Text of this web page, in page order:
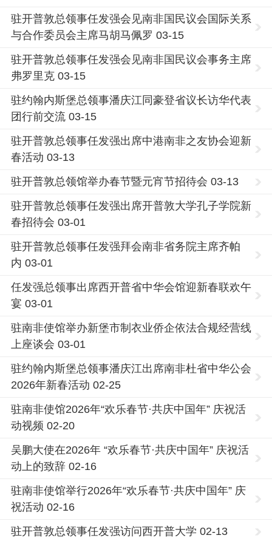
驻开普敦总领事任发强会见南非国民议会国际关系
与合作委员会主席马胡马佩罗 03-15
驻开普敦总领事任发强会见南非国民议会事务主席
弗罗里克 03-15
驻约翰内斯堡总领事潘庆江同豪登省议长访华代表
团行前交流 03-15
驻开普敦总领事任发强出席中港南非之友协会迎新
春活动 03-13
驻开普敦总领馆举办春节暨元宵节招待会 03-13
驻开普敦总领事任发强出席开普敦大学孔子学院新
春招待会 03-01
驻开普敦总领事任发强拜会南非省务院主席齐帕
内 03-01
任发强总领事出席西开普省中华会馆迎新春联欢午
宴 03-01
驻南非使馆举办新堡市制衣业侨企依法合规经营线
上座谈会 03-01
驻约翰内斯堡总领事潘庆江出席南非杜省中华公会
2026年新春活动 02-25
驻南非使馆2026年“欢乐春节·共庆中国年” 庆祝活
动视频 02-20
吴鹏大使在2026年 “欢乐春节·共庆中国年” 庆祝活
动上的致辞 02-16
驻南非使馆举行2026年“欢乐春节·共庆中国年” 庆
祝活动 02-16
驻开普敦总领事任发强访问西开普大学 02-13